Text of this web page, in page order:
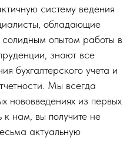
систему ведения
обладающие
опытом работы в
знают все
бухгалтерского учета и
Мы всегда
нововведениях из первых
к нам, вы получите не
актуальную